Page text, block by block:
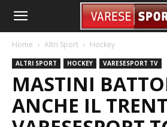
Home Altri Sport Hockey
ALTRI SPORT HOCKEY VARESESPORT TV
MASTINI
ANCHE IL